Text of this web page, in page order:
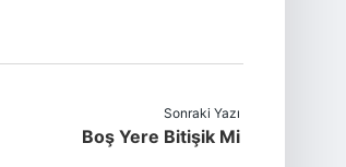
Sonraki Yazı
Boş Yere Bitişik Mi